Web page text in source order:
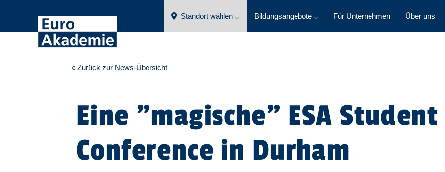
Standort wählen ⌵ Bildungsangebote ⌵ Für Unternehmen Über uns
« Zurück zur News-Übersicht
Eine "magische" ESA Student
Conference in Durham